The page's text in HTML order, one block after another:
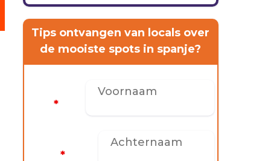
Tips ontvangen van locals over
de mooiste spots in spanje?
*
*